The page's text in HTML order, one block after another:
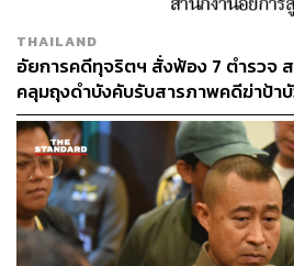
THAILAND
อัยการคดีทุจริตฯ สั่งฟ้อง 7 ตำรวจ
คลุมถุงดำบังคับรับสารภาพคดีฆ่าป้
ปล่อยตัวชั่วคราว นัดสอบ 17 ส.ค.นี้